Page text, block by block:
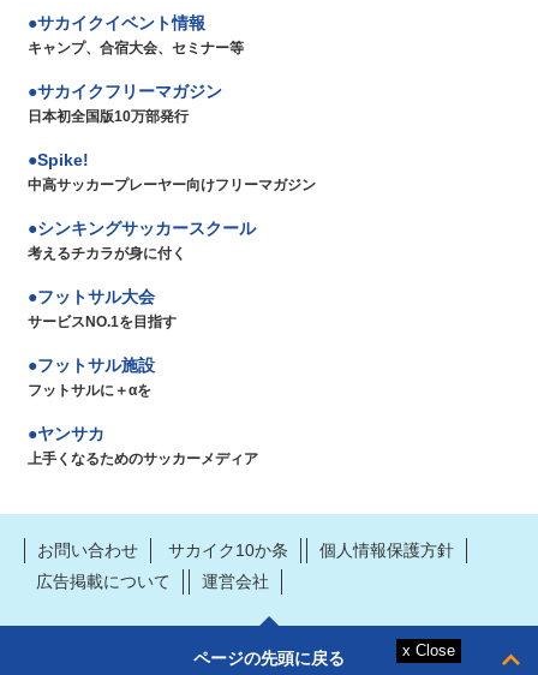
サカイクイベント情報
キャンプ、合宿大会、セミナー等
サカイクフリーマガジン
日本初全国版10万部発行
Spike!
中高サッカープレーヤー向けフリーマガジン
シンキングサッカースクール
考えるチカラが身に付く
フットサル大会
サービスNO.1を目指す
フットサル施設
フットサルに＋αを
ヤンサカ
上手くなるためのサッカーメディア
お問い合わせ サカイク10か条
個人情報保護方針
広告掲載について
運営会社
ページの先頭に戻る